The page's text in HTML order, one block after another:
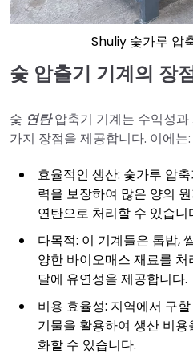
Shuliy 숯가루 압
숯 압출기 기계의 장
숯 연탄압축기 기계는 수익성과
가지 장점을 제공합니다. 이에는:
효율적인 생산: 숯가루 압
력을 보장하여 많은 양의
연탄으로 처리할 수 있습니
다목적: 이 기계들은 톱밥,
양한 바이오매스 재료를
달에 유연성을 제공합니다.
비용 효율성: 지역에서 구
기물을 활용하여 생산 비
화할 수 있습니다.